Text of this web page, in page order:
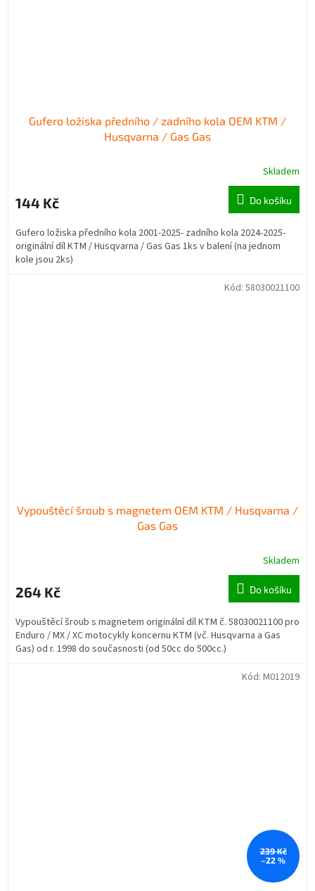
Gufero ložiska předního / zadního kola OEM KTM /
Husqvarna / Gas Gas
Skladem
144 Kč Do košíku
Gufero ložiska předního kola 2001-2025- zadního kola 2024-2025-
originální díl KTM / Husqvarna / Gas Gas 1ks v balení (na jednom
kole jsou 2ks)
Vypouštěcí šroub s magnetem OEM KTM / Husqvarna /
Gas Gas
Skladem
264 Kč Do košíku
Vypouštěcí šroub s magnetem originální díl KTM č. 58030021100 pro
Enduro / MX / XC motocykly koncernu KTM (vč. Husqvarna a Gas
Gas) od r. 1998 do současnosti (od 50cc do 500cc.)
Kód: 58030021100
239 Kč
–22 %
Kód: M012019